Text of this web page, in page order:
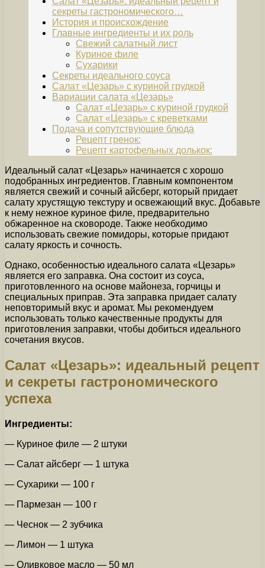
секреты гастрономического…
История и происхождение
Главные ингредиенты и их роль
Свежий салатный лист
Куриное филе
Сухарики
Секреты идеального соуса
Салат «Цезарь» с куриной грудкой
Вариации салата «Цезарь»
Салат «Цезарь» с куриной грудкой
Салат «Цезарь» с креветками
Подача и сопутствующие блюда
Рецепт гренок:
Рецепт картофельных долькок:
Идеальный салат «Цезарь» начинается с хорошо
подобранных ингредиентов. Главным компонентом
является свежий и сочный айсберг, который придает
салату хрустящую текстуру и освежающий вкус. Добавьте
к нему нежное куриное филе, предварительно
обжаренное на сковороде. Также необходимо
использовать свежие помидоры, которые придают
салату яркость и сочность.
Однако, особенностью идеального салата «Цезарь»
является его заправка. Она состоит из соуса,
приготовленного на основе майонеза, горчицы и
специальных приправ. Эта заправка придает салату
неповторимый вкус и аромат. Мы рекомендуем
использовать только качественные продукты для
приготовления заправки, чтобы добиться идеального
сочетания вкусов.
Салат «Цезарь»: идеальный рецепт
и секреты гастрономического
успеха
Ингредиенты:
— Куриное филе — 2 штуки
— Салат айсберг — 1 штука
— Сухарики — 100 г
— Пармезан — 100 г
— Чеснок — 2 зубчика
— Лимон — 1 штука
— Оливковое масло — 50 мл